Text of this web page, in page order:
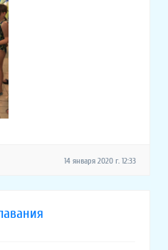
14 января 2020 г. 12:33